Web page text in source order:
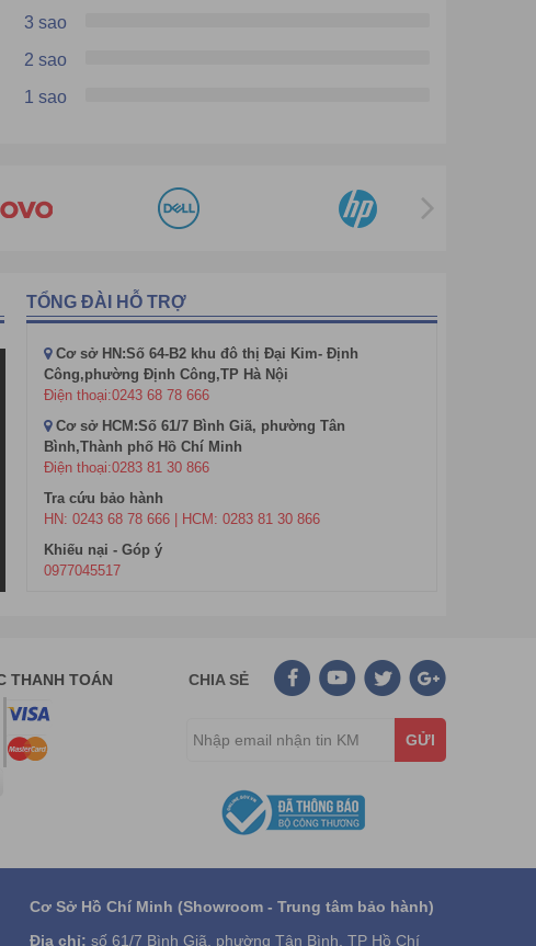
3 sao
2 sao
1 sao
TỔNG ĐÀI HỖ TRỢ
Cơ sở HN:Số 64-B2 khu đô thị Đại Kim- Định
Công,phường Định Công,TP Hà Nội
Điện thoại:0243 68 78 666
Cơ sở HCM:Số 61/7 Bình Giã, phường Tân
Bình,Thành phố Hồ Chí Minh
Điện thoại:0283 81 30 866
Tra cứu bảo hành
HN: 0243 68 78 666 | HCM: 0283 81 30 866
Khiếu nại - Góp ý
0977045517
THANH TOÁN CHIA SẺ
GỬI
Cơ Sở Hồ Chí Minh (Showroom - Trung tâm bảo hành)
Địa chỉ: số 61/7 Bình Giã, phường Tân Bình, TP Hồ Chí